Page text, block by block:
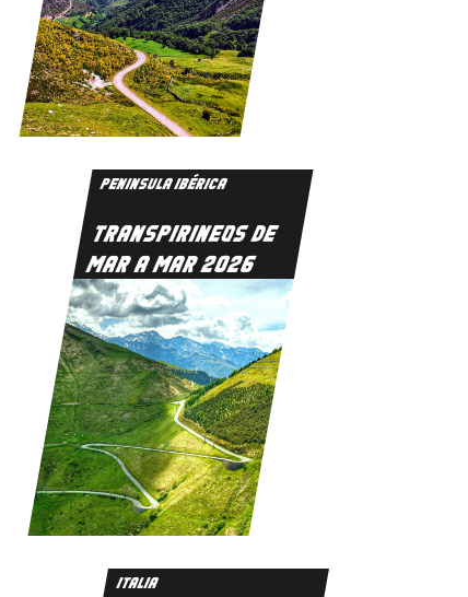
PENINSULA IBÉRICA
TRANSPIRINEOS DE
MAR A MAR 2026
ITALIA